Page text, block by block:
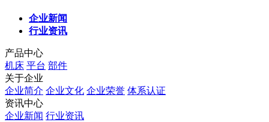
企业新闻
行业资讯
产品中心
机床 平台 部件
关于企业
企业简介 企业文化 企业荣誉 体系认证
资讯中心
企业新闻 行业资讯